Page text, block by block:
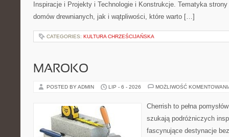
Inspiracje i Projekty i Technologie i Konstrukcje. Tematyka
domów drewnianych, jak i wątpliwości, które warto […]
CATEGORIES: KULTURA CHRZEŚCIJAŃSKA
MAROKO
POSTED BY ADMIN LIP - 6 - 2026 MOŻLIWOŚĆ
Cherrish to pełna
szukają podróżniczych
fascynujące destynacje